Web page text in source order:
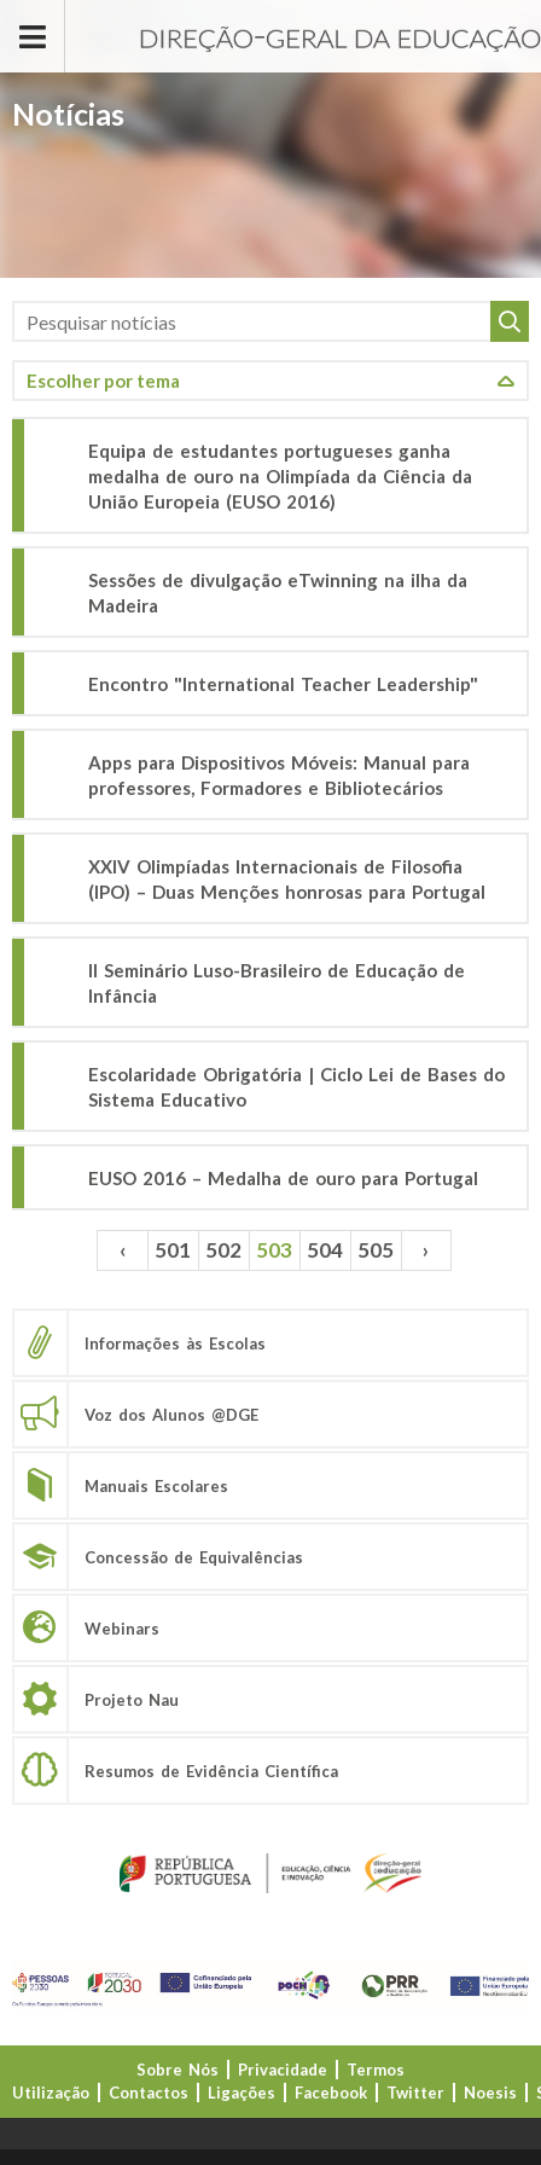
Notícias
Equipa de estudantes portugueses ganha
medalha de ouro na Olimpíada da Ciência da
União Europeia (EUSO 2016)
Sessões de divulgação eTwinning na ilha da
Madeira
Encontro "International Teacher Leadership"
Apps para Dispositivos Móveis: Manual para
professores, Formadores e Bibliotecários
XXIV Olimpíadas Internacionais de Filosofia
(IPO) – Duas Menções honrosas para Portugal
II Seminário Luso-Brasileiro de Educação de
Infância
Escolaridade Obrigatória | Ciclo Lei de Bases do
Sistema Educativo
EUSO 2016 – Medalha de ouro para Portugal
Páginas ‹ 501 502 503 504 505 ›
Informações às Escolas
Voz dos Alunos @DGE
Manuais Escolares
Concessão de Equivalências
Webinars
Projeto Nau
Resumos de Evidência Científica
Sobre Nós Privacidade
Termos
Utilização
Contactos Ligações Facebook Twitter Noesis